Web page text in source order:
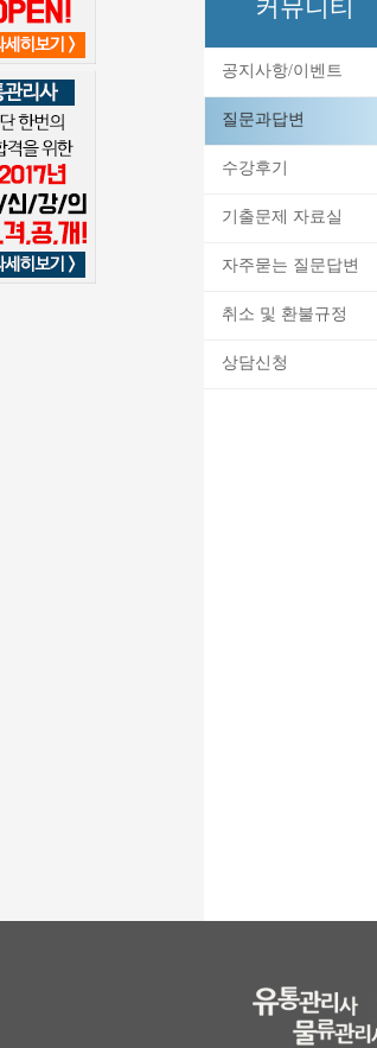
커뮤니티
공지사항/이벤트
질문과답변
수강후기
기출문제 자료실
자주묻는 질문답변
취소 및 환불규정
상담신청